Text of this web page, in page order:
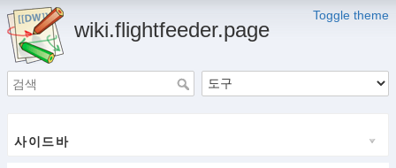
Toggle theme
wiki.flightfeeder.page
사이드바